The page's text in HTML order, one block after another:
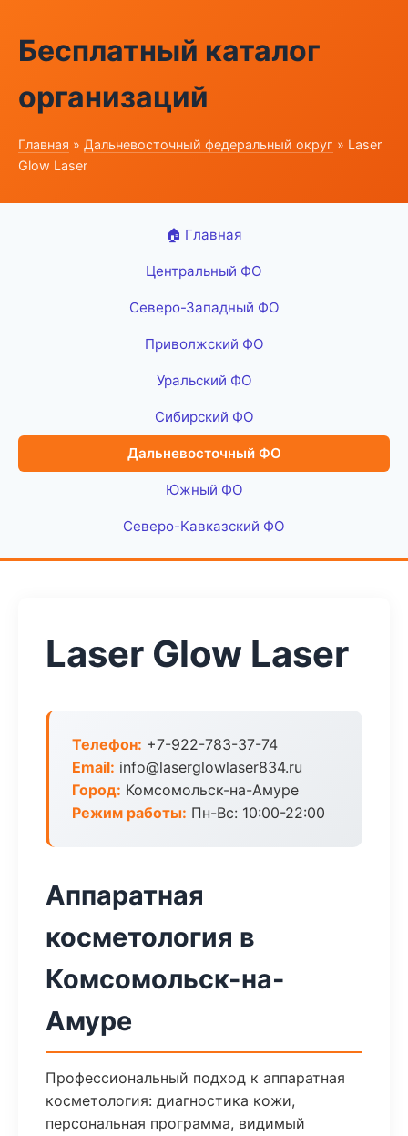
Бесплатный каталог
организаций
Главная » Дальневосточный федеральный округ » Laser
Glow Laser
🏠 Главная
Центральный ФО
Северо-Западный ФО
Приволжский ФО
Уральский ФО
Сибирский ФО
Дальневосточный ФО
Южный ФО
Северо-Кавказский ФО
Laser Glow Laser
Телефон: +7-922-783-37-74
Email: info@laserglowlaser834.ru
Город: Комсомольск-на-Амуре
Режим работы: Пн-Вс: 10:00-22:00
Аппаратная
косметология в
Комсомольск-на-
Амуре
Профессиональный подход к аппаратная
косметология: диагностика кожи,
персональная программа, видимый